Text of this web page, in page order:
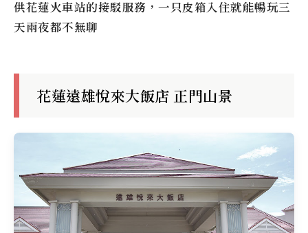
供花蓮火車站的接駁服務，一只皮箱入住就能暢玩三
天兩夜都不無聊
花蓮遠雄悅來大飯店 正門山景